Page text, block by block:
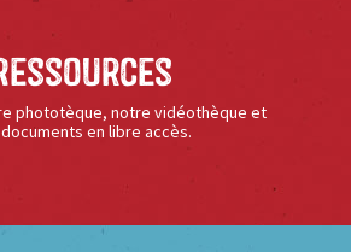
phototèque, notre vidéothèque et
en libre accès.